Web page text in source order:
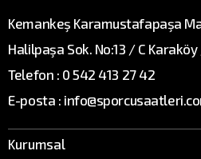
Kemankeş Karamustafapaşa
Halilpaşa Sok. No:13 / C
Telefon : 0 542 413 27 42
E-posta :
Kurumsal